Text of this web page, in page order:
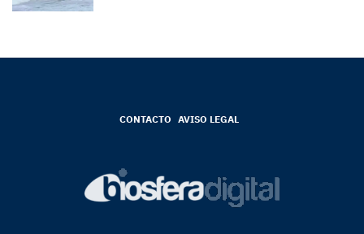
CONTACTO AVISO LEGAL